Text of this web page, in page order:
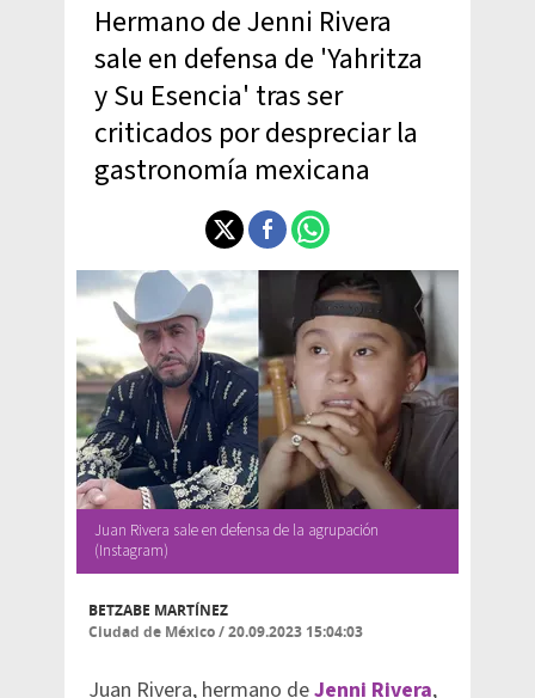
Hermano de Jenni Rivera
sale en defensa de 'Yahritza
y Su Esencia' tras ser
criticados por despreciar la
gastronomía mexicana
Juan Rivera sale en defensa de la agrupación
(Instagram)
BETZABE MARTÍNEZ
Ciudad de México/20.09.2023 15:04:03
Juan Rivera, hermano deJenni Rivera,